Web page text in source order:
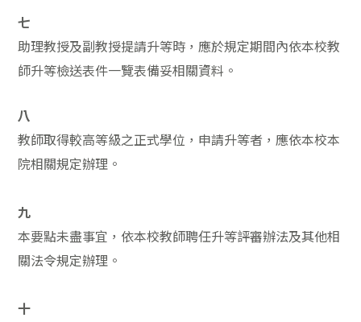
七
助理教授及副教授提請升等時，應於規定期間內依本校教
師升等檢送表件一覽表備妥相關資料。
八
教師取得較高等級之正式學位，申請升等者，應依本校本
院相關規定辦理。
九
本要點未盡事宜，依本校教師聘任升等評審辦法及其他相
關法令規定辦理。
十